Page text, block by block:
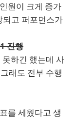
원이 크게 증가
고 퍼포먼스가
진행
하긴 했는데 사
래도 전부 수행
를 세웠다고 생